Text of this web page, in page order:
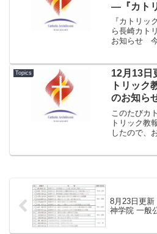
―『カト
号
『カトリッ
ら長崎カト
お知らせ
「申込書」
し込み、お
Topics
12月13
トリック
のお知ら
このたびカ
トリック教
したので、
8月23日更
神学院 一般